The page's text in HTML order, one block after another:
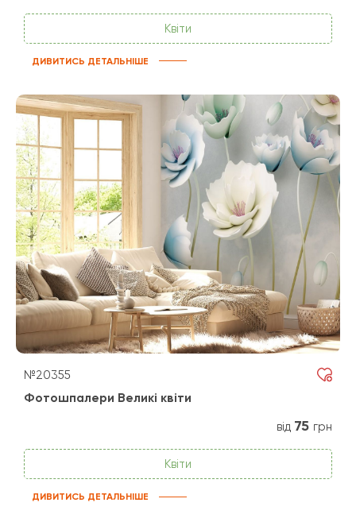
Квіти
ДИВИТИСЬ ДЕТАЛЬНІШЕ
№20355
Фотошпалери Великі квіти
від 75 грн
Квіти
ДИВИТИСЬ ДЕТАЛЬНІШЕ